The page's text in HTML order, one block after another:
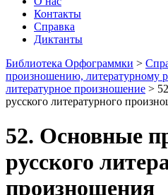
Контакты
Справка
Диктанты
Библиотека Орфограммки >
произношению, литературному
литературное произношение >
русского литературного
52. Основные
русского
произношения